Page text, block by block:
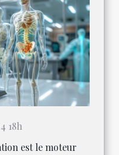
18h
est le moteur